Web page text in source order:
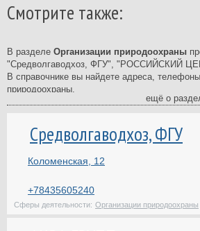
Смотрите также:
ещё о
В разделе Организации природоохраны
"Средволгаводхоз, ФГУ", "РОССИЙСКИЙ
В справочнике вы найдете адреса,
природоохраны.
государственных, муниципальных и многих
На странице каждой организации вы
Средволгаводхоз, ФГУ
Коломенская, 12
+78435605240
Сферы деятельности: Организации природоохраны